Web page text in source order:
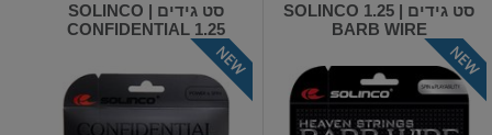
סט גידים | 1.25 SOLINCO
BARB WIRE
סט גידים | SOLINCO
CONFIDENTIAL 1.25